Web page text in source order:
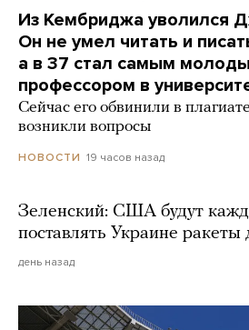
Из Кембриджа уволился
Он не умел читать и
а в 37 стал самым
профессором в
Сейчас его обвинили в
возникли вопросы
НОВОСТИ 19 часов назад
Зеленский: США будут
поставлять Украине ракеты
день назад